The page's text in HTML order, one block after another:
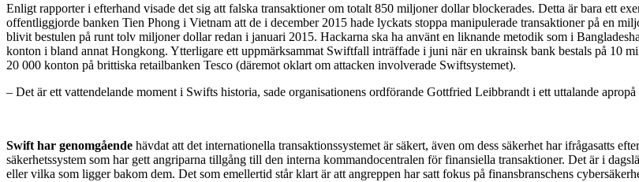
Enligt rapporter i efterhand visade det sig att falska transaktioner om totalt 850 miljoner dollar blockerades. Detta är bara ett
offentliggjorde banken Tien Phong i Vietnam att de i december 2015 hade lyckats stoppa manipulerade transaktioner på en
blivit bestulen på runt tolv miljoner dollar redan i januari 2015. Hackarna ska ha använt en liknande metodik som i
konton i bland annat Hongkong. Ytterligare ett uppmärksammat Swiftfall inträffade i juni när en ukrainsk bank bestals på 10
20 000 konton på brittiska retailbanken Tesco (däremot oklart om attacken involverade Swiftsystemet).
– Det är ett vattendelande moment i Swifts historia, sade organisationens ordförande Gottfried Leibbrandt i ett uttalande
Swift har genomgående hävdat att det internationella transaktionssystemet är säkert, även om dess säkerhet har ifrågasatts
säkerhetssystem som har gett angriparna tillgång till den interna kommandocentralen för finansiella transaktioner. Det är i
eller vilka som ligger bakom dem. Det som emellertid står klart är att angreppen har satt fokus på finansbranschens